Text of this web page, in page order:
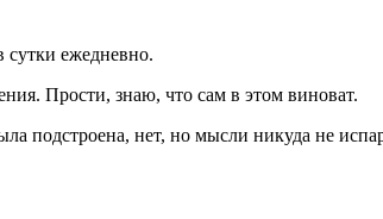
ежедневно.
Прости, знаю, что сам в этом виноват.
подстроена, нет, но мысли никуда не